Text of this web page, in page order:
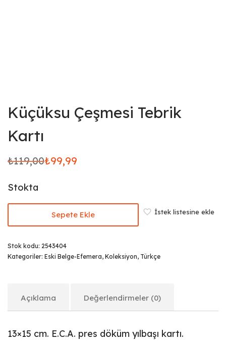
Küçüksu Çeşmesi Tebrik
Kartı
₺119,00
Orijinal
₺119,00.
₺99,99
Şu
fiyat:
₺99,99.
Stokta
Sepete Ekle İstek listesine ekle
Stok kodu: 2543404
Kategoriler: Eski Belge-Efemera, Koleksiyon, Türkçe
Açıklama Değerlendirmeler (0)
13×15 cm. E.C.A. pres döküm yılbaşı kartı.